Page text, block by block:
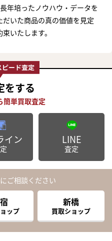
年培ったノウハウ・データを
いた商品の真の価値を見定
いたします。
をする
イン LINE
査定
ご相談ください
ップ
新橋
買取ショップ